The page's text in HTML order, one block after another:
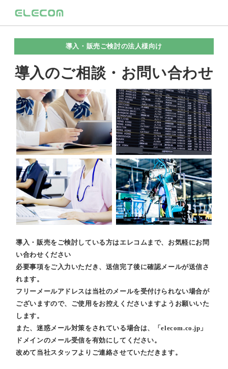
導入・販売ご検討の法人様向け
導入のご相談・お問い合わせ
導入・販売をご検討している方はエレコムまで、お気軽にお問
い合わせください
必要事項をご入力いただき、送信完了後に確認メールが送信さ
れます。
フリーメールアドレスは当社のメールを受付けられない場合が
ございますので、ご使用をお控えくださいますようお願いいた
します。
また、迷惑メール対策をされている場合は、「elecom.co.jp」
ドメインのメール受信を有効にしてください。
改めて当社スタッフよりご連絡させていただきます。